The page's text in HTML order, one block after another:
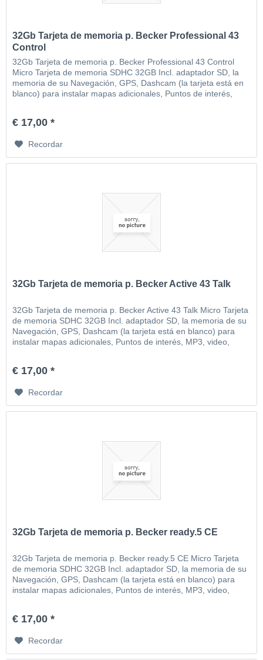
32Gb Tarjeta de memoria p. Becker Professional 43
Control
32Gb Tarjeta de memoria p. Becker Professional 43 Control
Micro Tarjeta de memoria SDHC 32GB Incl. adaptador SD, la
memoria de su Navegación, GPS, Dashcam (la tarjeta está en
blanco) para instalar mapas adicionales, Puntos de interés,
€ 17,00 *
Recordar
32Gb Tarjeta de memoria p. Becker Active 43 Talk
32Gb Tarjeta de memoria p. Becker Active 43 Talk Micro Tarjeta
de memoria SDHC 32GB Incl. adaptador SD, la memoria de su
Navegación, GPS, Dashcam (la tarjeta está en blanco) para
instalar mapas adicionales, Puntos de interés, MP3, video,
€ 17,00 *
Recordar
32Gb Tarjeta de memoria p. Becker ready.5 CE
32Gb Tarjeta de memoria p. Becker ready.5 CE Micro Tarjeta
de memoria SDHC 32GB Incl. adaptador SD, la memoria de su
Navegación, GPS, Dashcam (la tarjeta está en blanco) para
instalar mapas adicionales, Puntos de interés, MP3, video,
€ 17,00 *
Recordar